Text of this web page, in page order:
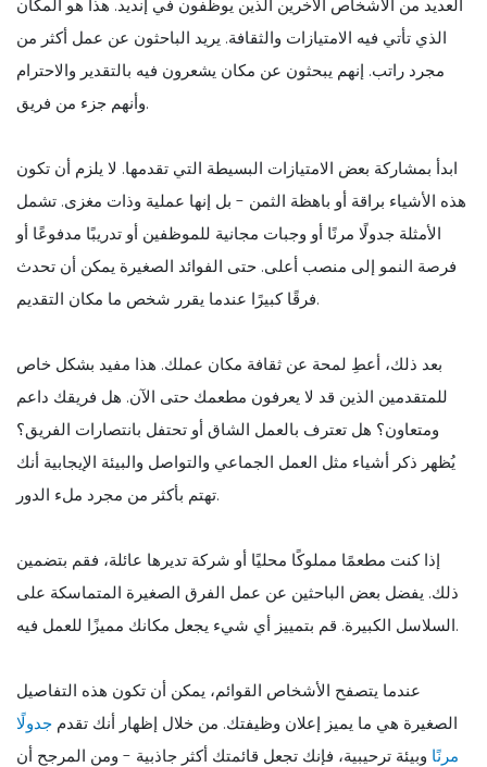
العديد من الأشخاص الآخرين الذين يوظفون في إنديد. هذا هو المكان
الذي تأتي فيه الامتيازات والثقافة. يريد الباحثون عن عمل أكثر من
مجرد راتب. إنهم يبحثون عن مكان يشعرون فيه بالتقدير والاحترام
وأنهم جزء من فريق.
ابدأ بمشاركة بعض الامتيازات البسيطة التي تقدمها. لا يلزم أن تكون
هذه الأشياء براقة أو باهظة الثمن - بل إنها عملية وذات مغزى. تشمل
الأمثلة جدولًا مرنًا أو وجبات مجانية للموظفين أو تدريبًا مدفوعًا أو
فرصة النمو إلى منصب أعلى. حتى الفوائد الصغيرة يمكن أن تحدث
فرقًا كبيرًا عندما يقرر شخص ما مكان التقديم.
بعد ذلك، أعطِ لمحة عن ثقافة مكان عملك. هذا مفيد بشكل خاص
للمتقدمين الذين قد لا يعرفون مطعمك حتى الآن. هل فريقك داعم
ومتعاون؟ هل تعترف بالعمل الشاق أو تحتفل بانتصارات الفريق؟
يُظهر ذكر أشياء مثل العمل الجماعي والتواصل والبيئة الإيجابية أنك
تهتم بأكثر من مجرد ملء الدور.
إذا كنت مطعمًا مملوكًا محليًا أو شركة تديرها عائلة، فقم بتضمين
ذلك. يفضل بعض الباحثين عن عمل الفرق الصغيرة المتماسكة على
السلاسل الكبيرة. قم بتمييز أي شيء يجعل مكانك مميزًا للعمل فيه.
عندما يتصفح الأشخاص القوائم، يمكن أن تكون هذه التفاصيل
الصغيرة هي ما يميز إعلان وظيفتك. من خلال إظهار أنك تقدم جدولًا
مرنًا وبيئة ترحيبية، فإنك تجعل قائمتك أكثر جاذبية - ومن المرجح أن